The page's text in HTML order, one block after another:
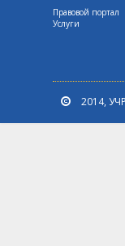
Правовой портал
Услуги
2014,